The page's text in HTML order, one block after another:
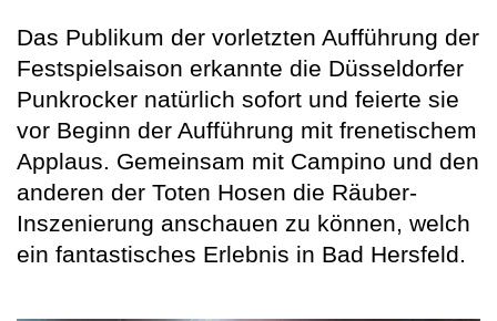
Das Publikum der vorletzten Aufführung der
Festspielsaison erkannte die Düsseldorfer
Punkrocker natürlich sofort und feierte sie
vor Beginn der Aufführung mit frenetischem
Applaus. Gemeinsam mit Campino und den
anderen der Toten Hosen die Räuber-
Inszenierung anschauen zu können, welch
ein fantastisches Erlebnis in Bad Hersfeld.